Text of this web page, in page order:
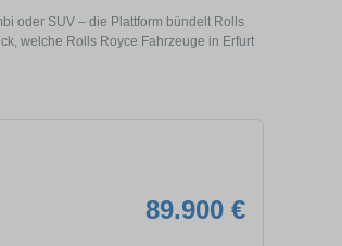
oder SUV – die Plattform bündelt Rolls
welche Rolls Royce Fahrzeuge in Erfurt
89.900 €